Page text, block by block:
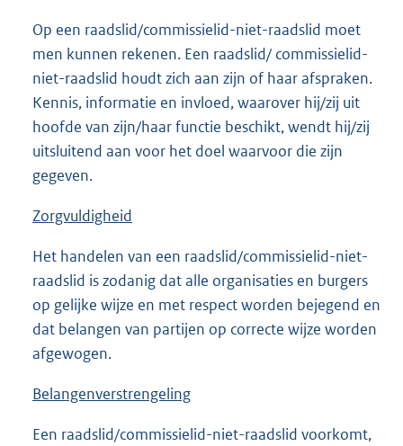
Op een raadslid/commissielid-niet-raadslid moet
men kunnen rekenen. Een raadslid/ commissielid-
niet-raadslid houdt zich aan zijn of haar afspraken.
Kennis, informatie en invloed, waarover hij/zij uit
hoofde van zijn/haar functie beschikt, wendt hij/zij
uitsluitend aan voor het doel waarvoor die zijn
gegeven.
Zorgvuldigheid
Het handelen van een raadslid/commissielid-niet-
raadslid is zodanig dat alle organisaties en burgers
op gelijke wijze en met respect worden bejegend en
dat belangen van partijen op correcte wijze worden
afgewogen.
Belangenverstrengeling
Een raadslid/commissielid-niet-raadslid voorkomt,